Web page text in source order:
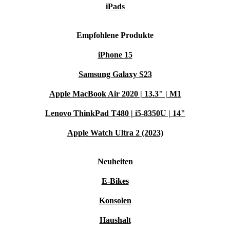
iPads
Empfohlene Produkte
iPhone 15
Samsung Galaxy S23
Apple MacBook Air 2020 | 13.3" | M1
Lenovo ThinkPad T480 | i5-8350U | 14"
Apple Watch Ultra 2 (2023)
Neuheiten
E-Bikes
Konsolen
Haushalt